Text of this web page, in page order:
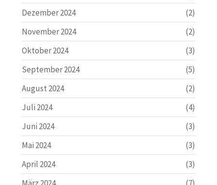
Dezember 2024
(2)
November 2024
(2)
Oktober 2024
(3)
September 2024
(5)
August 2024
(2)
Juli 2024
(4)
Juni 2024
(3)
Mai 2024
(3)
April 2024
(3)